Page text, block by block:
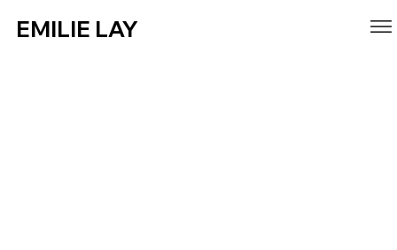
EMILIE LAY